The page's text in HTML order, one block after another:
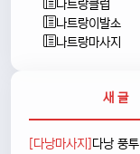
나트랑클럽
나트랑이발소
나트랑마사지
새 글
[다낭마사지]다낭 풍